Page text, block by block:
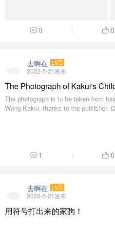
0 0
去啊在 LV.5
2022-5-21发布
The Photograph of Kakui's
The photograph is to be taken from
Wong Kakui, thanks to the publisher.
1 0
去啊在 LV.5
2022-5-21发布
用符号打出来的家驹！